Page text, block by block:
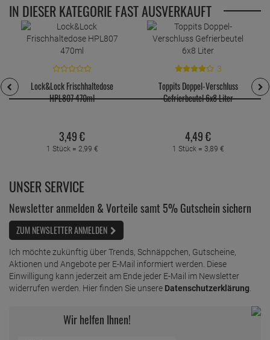
IN DIESER KATEGORIE FAST AUSVERKAUFT
Lock&Lock Frischhaltedose
HPL807 470ml
3,49€
1 Stück = 2,99 €
3
Toppits Doppel-Verschluss
Gefrierbeutel 6x8 Liter
4,49€
1 Stück = 3,89 €
UNSER SERVICE
Newsletter anmelden & Vorteile samt 5% Gutschein sichern
ZUM NEWSLETTER ANMELDEN
Ich möchte zukünftig über Trends, Schnäppchen, Gutscheine,
Aktionen und Angebote per E-Mail informiert werden. Diese
Einwilligung kann jederzeit am Ende jeder E-Mail im Newsletter
widerrufen werden. Hier finden Sie unsere Datenschutzerklärung
Wir helfen Ihnen!